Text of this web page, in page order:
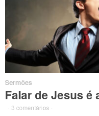
Sermões
Falar de Jesus é
3 comentários